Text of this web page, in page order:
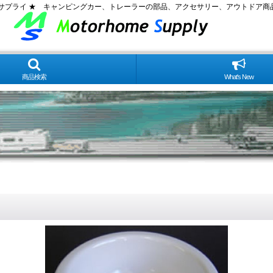
プライ ★ キャンピングカー、トレーラーの部品、アクセサリー、アウトドア商
商品検索 What's New